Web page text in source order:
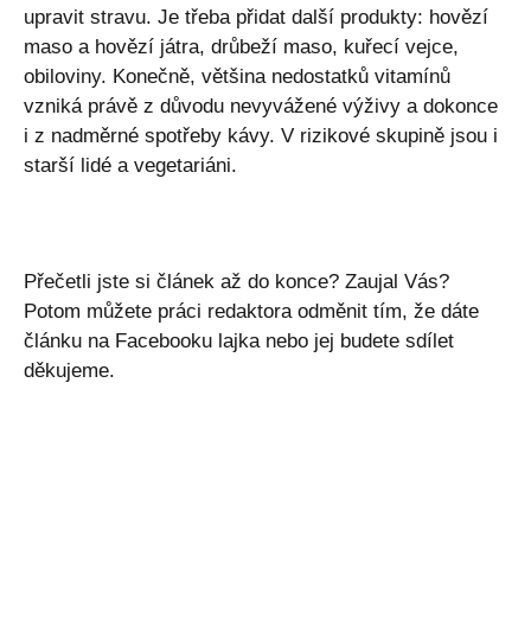
upravit stravu. Je třeba přidat další produkty: hovězí
maso a hovězí játra, drůbeží maso, kuřecí vejce,
obiloviny. Konečně, většina nedostatků vitamínů
vzniká právě z důvodu nevyvážené výživy a dokonce
i z nadměrné spotřeby kávy. V rizikové skupině jsou i
starší lidé a vegetariáni.
Přečetli jste si článek až do konce? Zaujal Vás?
Potom můžete práci redaktora odměnit tím, že dáte
článku na Facebooku lajka nebo jej budete sdílet
děkujeme.